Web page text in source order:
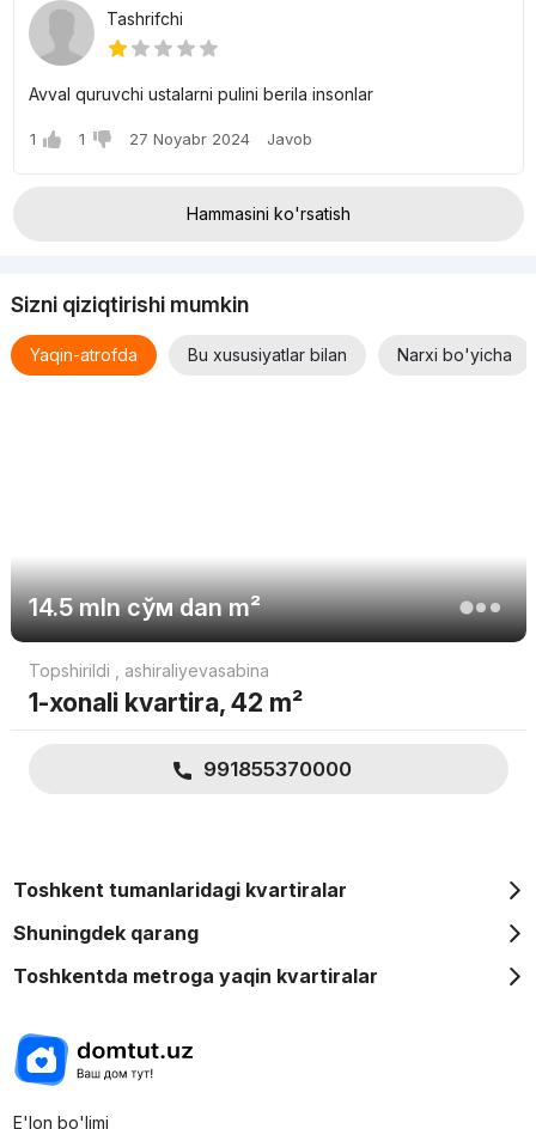
ishonchlilik.
Xomaki pardozlash - dizayn yechimini tanlash erkinligi.
Ochiq avtoturargoh - aholi avtomobillari uchun qulay joylashuv.
Yopiq hudud - yuqori darajadagi xavfsizlik va qulaylik.
Tashrifchi
Avval quruvchi ustalarni pulini berila insonlar
1 1 27 Noyabr 2024 Javob
Hammasini ko'rsatish
Sizni qiziqtirishi mumkin
Yaqin-atrofda Bu xususiyatlar bilan Narxi bo'yicha
14.5 mln сўмdan m²
Topshirildi ashiraliyevasabina
1-xonali kvartira, 42 m²
991855370000
Toshkent tumanlaridagi kvartiralar
Shuningdek qarang
Toshkentda metroga yaqin kvartiralar
E'lon bo'limi